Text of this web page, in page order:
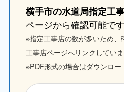
横手市の水道局指定工
ページから確認可能です
※指定工事店の数が多いため
工事店ページへリンクしていま
※PDF形式の場合はダウンロー